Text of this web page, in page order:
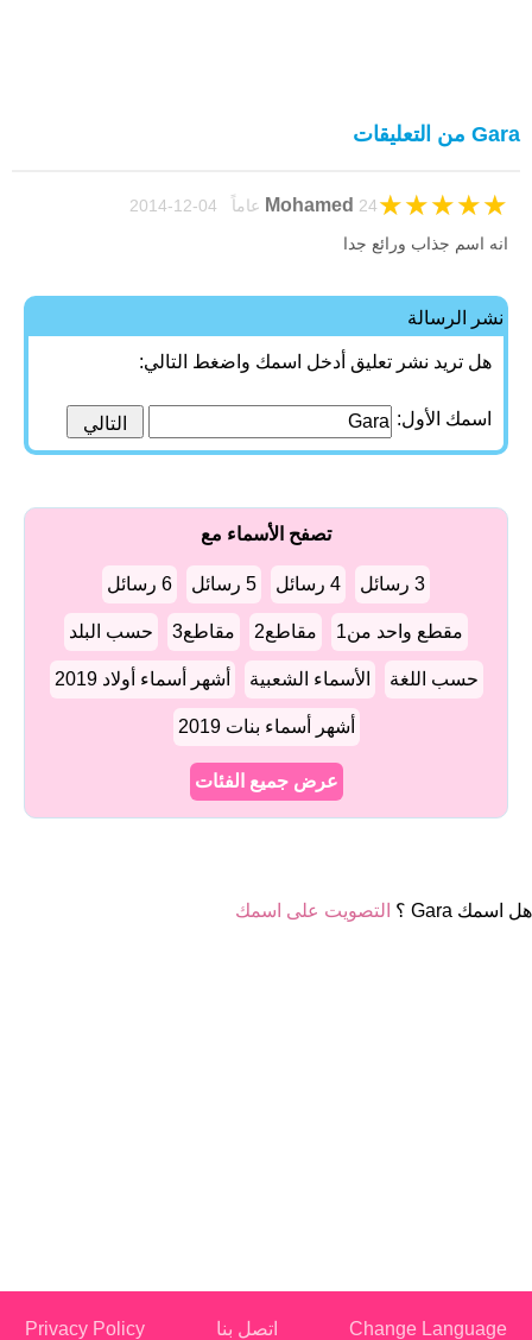
Gara من التعليقات
Mohamed 24 عاماً 04-12-2014 ★
★
★
★
★
انه اسم جذاب ورائع جدا
نشر الرسالة
هل تريد نشر تعليق أدخل اسمك واضغط التالي:
اسمك الأول:
تصفح الأسماء مع
3 رسائل 4 رسائل 5 رسائل 6 رسائل
مقطع واحد من1 مقاطع2 مقاطع3 حسب البلد
حسب اللغة الأسماء الشعبية أشهر أسماء أولاد 2019
أشهر أسماء بنات 2019
عرض جميع الفئات
هل اسمك Gara ؟ التصويت على اسمك
Change Language اتصل بنا Privacy Policy